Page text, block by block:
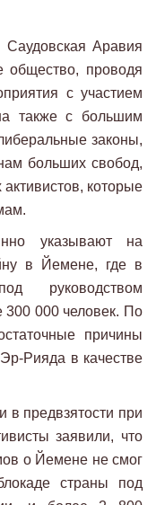
Аравия
общество, проводя
с участием
также с большим
законы,
больших свобод,
которые
указывают на
в Йемене, где в
руководством
300 000 человек. По
причины
Рияда в качестве
в предвзятости при
заявили, что
о Йемене не смог
страны под